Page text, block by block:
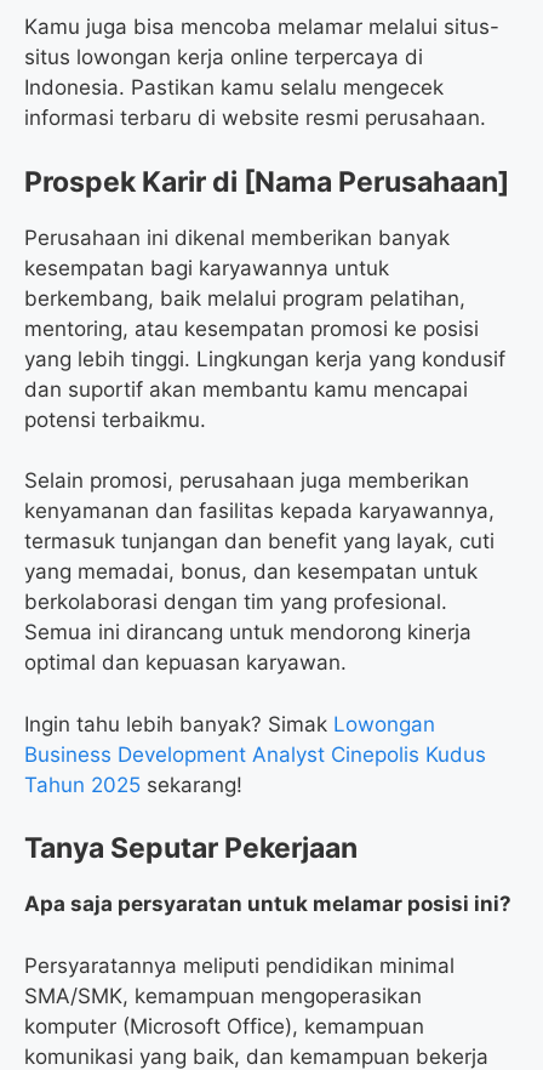
Kamu juga bisa mencoba melamar melalui situs-
situs lowongan kerja online terpercaya di
Indonesia. Pastikan kamu selalu mengecek
informasi terbaru di website resmi perusahaan.
Prospek Karir di [Nama Perusahaan]
Perusahaan ini dikenal memberikan banyak
kesempatan bagi karyawannya untuk
berkembang, baik melalui program pelatihan,
mentoring, atau kesempatan promosi ke posisi
yang lebih tinggi. Lingkungan kerja yang kondusif
dan suportif akan membantu kamu mencapai
potensi terbaikmu.
Selain promosi, perusahaan juga memberikan
kenyamanan dan fasilitas kepada karyawannya,
termasuk tunjangan dan benefit yang layak, cuti
yang memadai, bonus, dan kesempatan untuk
berkolaborasi dengan tim yang profesional.
Semua ini dirancang untuk mendorong kinerja
optimal dan kepuasan karyawan.
Ingin tahu lebih banyak? Simak Lowongan
Business Development Analyst Cinepolis Kudus
Tahun 2025 sekarang!
Tanya Seputar Pekerjaan
Apa saja persyaratan untuk melamar posisi ini?
Persyaratannya meliputi pendidikan minimal
SMA/SMK, kemampuan mengoperasikan
komputer (Microsoft Office), kemampuan
komunikasi yang baik, dan kemampuan bekerja